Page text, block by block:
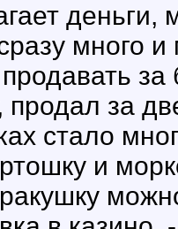
много
продал за
стало
и